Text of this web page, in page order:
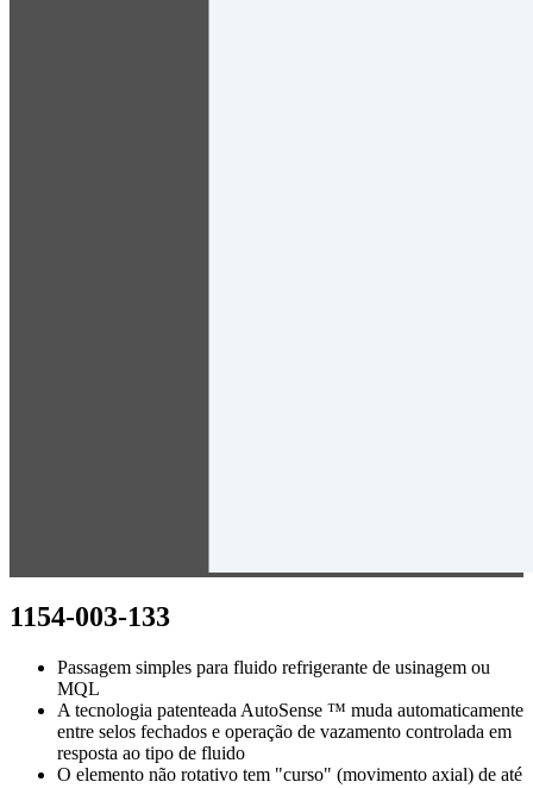
1154-003-133
Passagem simples para fluido refrigerante de usinagem ou
MQL
A tecnologia patenteada AutoSense ™ muda automaticamente
entre selos fechados e operação de vazamento controlada em
resposta ao tipo de fluido
O elemento não rotativo tem "curso" (movimento axial) de até